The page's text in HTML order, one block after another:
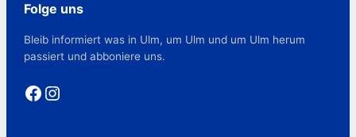
Folge uns
Bleib informiert was in Ulm, um Ulm und um Ulm herum
passiert und abboniere uns.
Facebook Instagram